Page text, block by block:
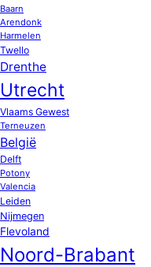
Baarn
Arendonk
Harmelen
Twello
Drenthe
Utrecht
Vlaams Gewest
Terneuzen
België
Delft
Potony
Valencia
Leiden
Nijmegen
Flevoland
Noord-Brabant